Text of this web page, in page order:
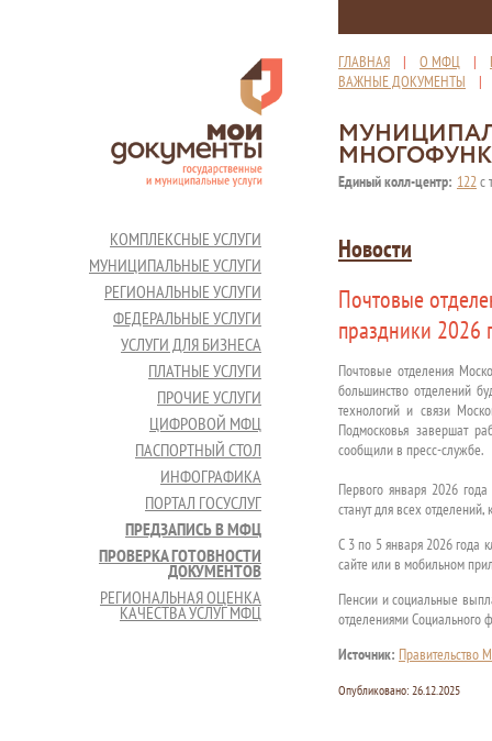
ГЛАВНАЯ | О МФЦ |
ВАЖНЫЕ ДОКУМЕНТЫ
Единый колл-центр: 122с
КОМПЛЕКСНЫЕ УСЛУГИ
МУНИЦИПАЛЬНЫЕ УСЛУГИ
РЕГИОНАЛЬНЫЕ УСЛУГИ
ФЕДЕРАЛЬНЫЕ УСЛУГИ
УСЛУГИ ДЛЯ БИЗНЕСА
ПЛАТНЫЕ УСЛУГИ
ПРОЧИЕ УСЛУГИ
ЦИФРОВОЙ МФЦ
ПАСПОРТНЫЙ СТОЛ
ИНФОГРАФИКА
ПОРТАЛ ГОСУСЛУГ
ПРЕДЗАПИСЬ В МФЦ
ПРОВЕРКА ГОТОВНОСТИ
ДОКУМЕНТОВ
РЕГИОНАЛЬНАЯ ОЦЕНКА
КАЧЕСТВА УСЛУГ МФЦ
Новости
Почтовые
праздники 2026
Почтовые отделения
большинство отделений
технологий и связи
Подмосковья завершат
сообщили в пресс-службе.
Первого января 2026
станут для всех
С 3 по 5 января 2026 года
сайте или в мобильном
Пенсии и социальные
отделениями Социального
Источник: Правительство
Опубликовано: 26.12.2025